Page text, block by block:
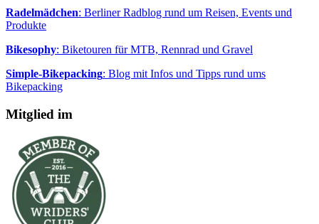
Radelmädchen: Berliner Radblog rund um Reisen, Events und
Produkte
Bikesophy: Biketouren für MTB, Rennrad und Gravel
Simple-Bikepacking: Blog mit Infos und Tipps rund ums
Bikepacking
Mitglied im